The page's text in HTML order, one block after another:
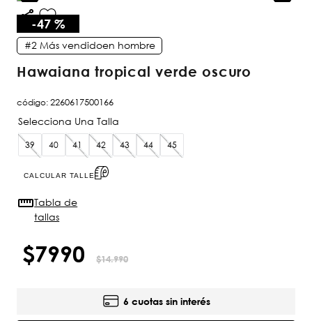
-47 %
#2 Más vendidoen hombre
hawaiana tropical verde oscuro
código:2260617500166
39 40 41 42 43 44 45
CALCULAR TALLE
Tabla de
tallas
$7990 $14.990
6 cuotas sin interés